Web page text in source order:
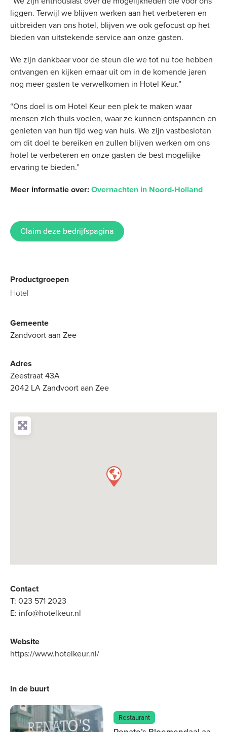
liggen. Terwijl we blijven werken aan het verbeteren en
uitbreiden van ons hotel, blijven we ook gefocust op het
bieden van uitstekende service aan onze gasten.
We zijn dankbaar voor de steun die we tot nu toe hebben
ontvangen en kijken ernaar uit om in de komende jaren
nog meer gasten te verwelkomen in Hotel Keur.”
“Ons doel is om Hotel Keur een plek te maken waar
mensen zich thuis voelen, waar ze kunnen ontspannen en
genieten van hun tijd weg van huis. We zijn vastbesloten
om dit doel te bereiken en zullen blijven werken om ons
hotel te verbeteren en onze gasten de best mogelijke
ervaring te bieden.”
Meer informatie over:Overnachten in Noord-Holland
Claim deze bedrijfspagina
Productgroepen
Hotel
Gemeente
Zandvoort aan Zee
Adres
Zeestraat 43A
2042 LA Zandvoort aan Zee
Contact
T: 023 571 2023
E: info@hotelkeur.nl
Website
https://www.hotelkeur.nl/
In de buurt
Restaurant